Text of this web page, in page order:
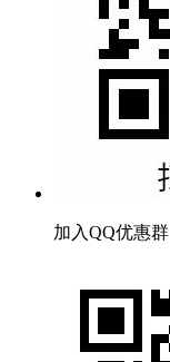
加入QQ优惠群